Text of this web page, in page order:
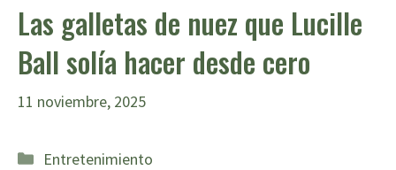
Las galletas de nuez que Lucille
Ball solía hacer desde cero
11 noviembre, 2025
Categorías
Entretenimiento